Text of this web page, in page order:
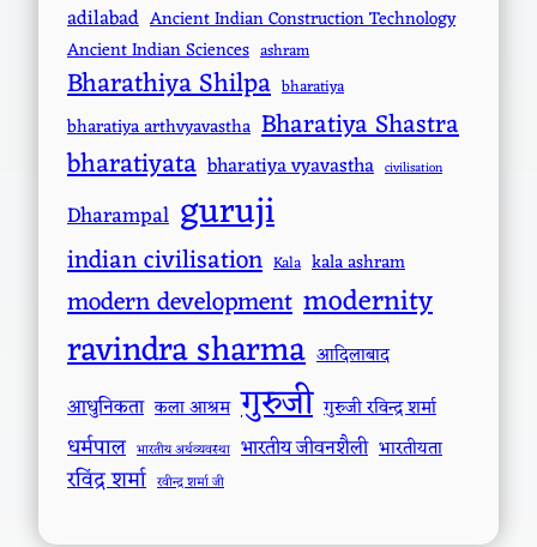
adilabad Ancient Indian Construction Technology
Ancient Indian Sciences ashram
Bharathiya Shilpa bharatiya
bharatiya arthvyavastha Bharatiya Shastra
bharatiyata bharatiya vyavastha civilisation
Dharampal guruji
indian civilisation Kala kala ashram
modern development modernity
ravindra sharma आदिलाबाद
आधुनिकता कला आश्रम गुरुजी गुरुजी रविन्द्र शर्मा
धर्मपाल भारतीय अर्थव्यवस्था भारतीय जीवनशैली भारतीयता
रविंद्र शर्मा रवीन्द्र शर्मा जी